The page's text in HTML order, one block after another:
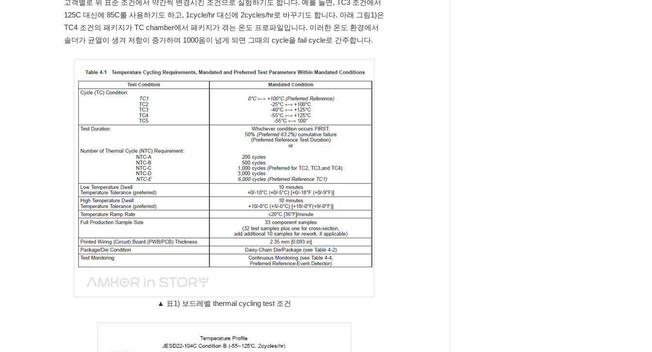
고객별로 위 표준 조건에서 약간씩 변경시킨 조건으로 실험하기도 합니다. 예를 들면, TC3 조건에서
125C 대신에 85C를 사용하기도 하고, 1cycle/hr 대신에 2cycles/hr로 바꾸기도 합니다. 아래 그림1)은
TC4 조건의 패키지가 TC chamber에서 패키지가 겪는 온도 프로파일입니다. 이러한 온도 환경에서
솔더가 균열이 생겨 저항이 증가하여 1000옴이 넘게 되면 그때의 cycle을 fail cycle로 간주합니다.
▲ 표1) 보드레벨 thermal cycling test 조건